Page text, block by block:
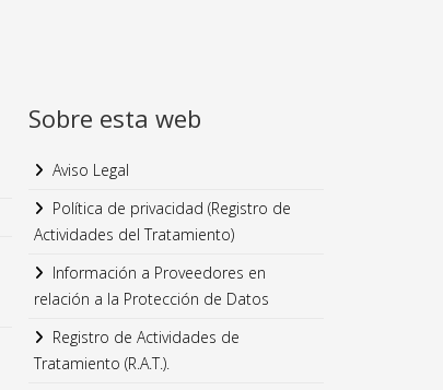
Sobre esta web
Aviso Legal
Política de privacidad (Registro de
Actividades del Tratamiento)
Información a Proveedores en
relación a la Protección de Datos
Registro de Actividades de
Tratamiento (R.A.T.).